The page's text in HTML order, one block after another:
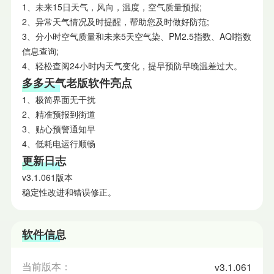
1、未来15日天气，风向，温度，空气质量预报;
2、异常天气情况及时提醒，帮助您及时做好防范;
3、分小时空气质量和未来5天空气染、PM2.5指数、AQI指数
信息查询;
4、轻松查阅24小时内天气变化，提早预防早晚温差过大。
多多天气老版软件亮点
1、极简界面无干扰
2、精准预报到街道
3、贴心预警通知早
4、低耗电运行顺畅
更新日志
v3.1.061版本
稳定性改进和错误修正。
软件信息
当前版本： v3.1.061